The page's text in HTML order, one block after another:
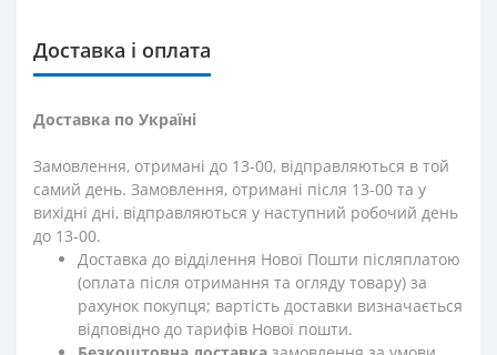
Доставка і оплата
Доставка по Україні
Замовлення, отримані до 13-00, відправляються в той
самий день. Замовлення, отримані після 13-00 та у
вихідні дні, відправляються у наступний робочий день
до 13-00.
Доставка до відділення Нової Пошти післяплатою
(оплата після отримання та огляду товару) за
рахунок покупця; вартість доставки визначається
відповідно до тарифів Нової пошти.